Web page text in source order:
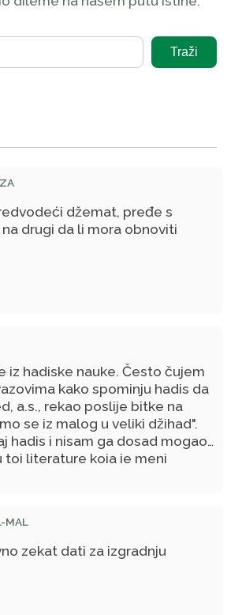
Traži
džemat, pređe s
drugi da li mora obnoviti
iz hadiske nauke. Često čujem
kako spominju hadis da
a.s., rekao poslije bitke na
se iz malog u veliki džihad".
hadis i nisam ga dosad mogao
toj literature koja je meni
da sam se na kraju
MAL
zekat dati za izgradnju